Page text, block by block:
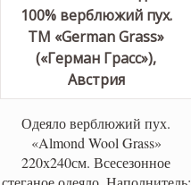
Одеяло верблюжий пух.
«Almond Wool Grass»
220х240см. Всесезонное